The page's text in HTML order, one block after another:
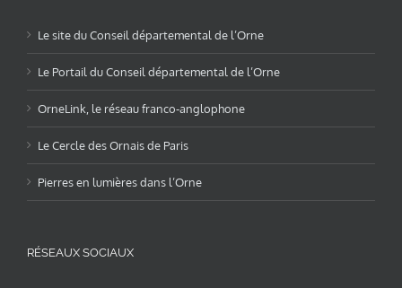
Le site du Conseil départemental de l’Orne
Le Portail du Conseil départemental de l’Orne
OrneLink, le réseau franco-anglophone
Le Cercle des Ornais de Paris
Pierres en lumières dans l’Orne
RÉSEAUX SOCIAUX